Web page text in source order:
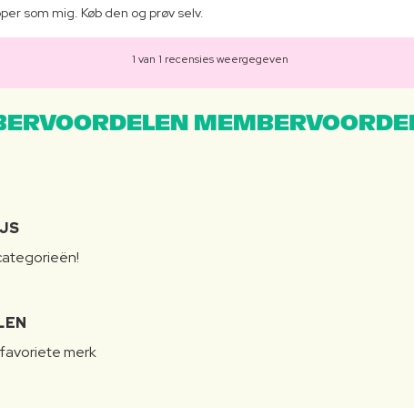
som mig. Køb den og prøv selv.
1 van 1 recensies weergegeven
merk